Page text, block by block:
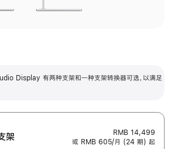
Display 有两种支架和一种支架转换器可选，以满足
架
RMB 14,499
或 RMB 605/月 (24 期) 起